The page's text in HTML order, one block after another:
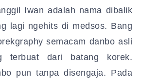
Iwan adalah nama dibalik
lagi ngehits di medsos. Bang
semacam danbo asli
terbuat dari batang korek.
pun tanpa disengaja. Pada